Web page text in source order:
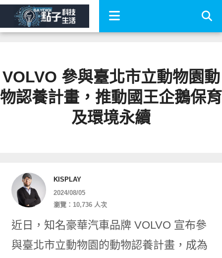
VOLVO 參與臺北市立動物園動
物認養計畫，推動國王企鵝保育
及環境永續
KISPLAY
2024/08/05
瀏覽：10,736 人次
近日，知名豪華汽車品牌 VOLVO 宣布參
與臺北市立動物園的動物認養計畫，成為